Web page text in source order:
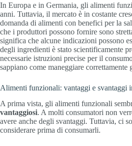
In Europa e in Germania, gli alimenti
anni. Tuttavia, il mercato è in costante
domanda di alimenti con benefici per la
che i produttori possono fornire sono
significa che alcune indicazioni possono
degli ingredienti è stato scientificamente
necessarie istruzioni precise per il
sappiano come maneggiare correttamente
Alimenti funzionali: vantaggi e svantaggi
A prima vista, gli alimenti funzionali
vantaggiosi. A molti consumatori non
avere anche degli svantaggi. Tuttavia, ci
considerare prima di consumarli.